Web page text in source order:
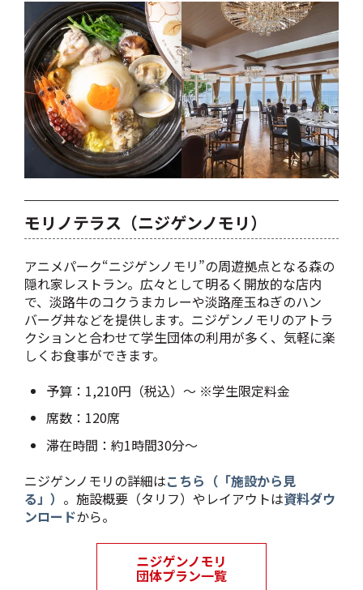
モリノテラス（ニジゲンノモリ）
アニメパーク“ニジゲンノモリ”の周遊拠点となる森の
隠れ家レストラン。広々として明るく開放的な店内
で、淡路牛のコクうまカレーや淡路産玉ねぎのハン
バーグ丼などを提供します。ニジゲンノモリのアトラ
クションと合わせて学生団体の利用が多く、気軽に楽
しくお食事ができます。
予算：1,210円（税込）～ ※学生限定料金
席数：120席
滞在時間：約1時間30分～
ニジゲンノモリの詳細はこちら（「施設から見
る」） 。施設概要（タリフ）やレイアウトは資料ダウ
ンロードから。